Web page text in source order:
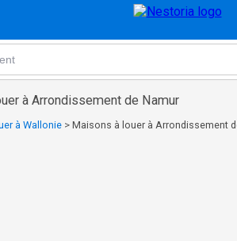
à Arrondissement de Namur
à Wallonie > Maisons à louer à Arrondissement